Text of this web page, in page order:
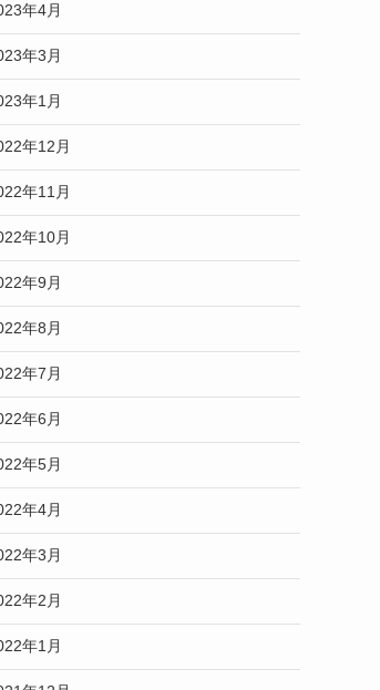
年4月
年3月
年1月
年12月
年11月
年10月
年9月
年8月
年7月
年6月
年5月
年4月
年3月
年2月
年1月